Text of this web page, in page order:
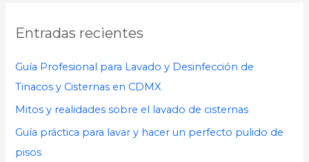
a
r
:
Entradas recientes
Guía Profesional para Lavado y Desinfección de
Tinacos y Cisternas en CDMX
Mitos y realidades sobre el lavado de cisternas
Guía práctica para lavar y hacer un perfecto pulido de
pisos